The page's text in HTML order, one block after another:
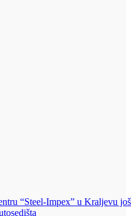
“Steel-Impex” u Kraljevu još